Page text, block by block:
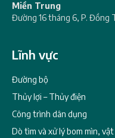
Miền Trung
Đường 16 tháng 6, P. Đồng
Lĩnh vực
Đường bộ
Thủy lợi – Thủy điện
Công trình dân dụng
Dò tìm và xử lý bom mìn,